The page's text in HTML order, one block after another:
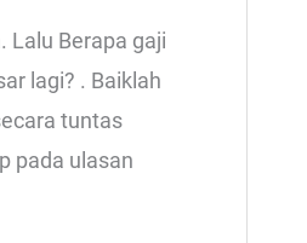
Lalu Berapa gaji
lagi? . Baiklah
tuntas
pada ulasan